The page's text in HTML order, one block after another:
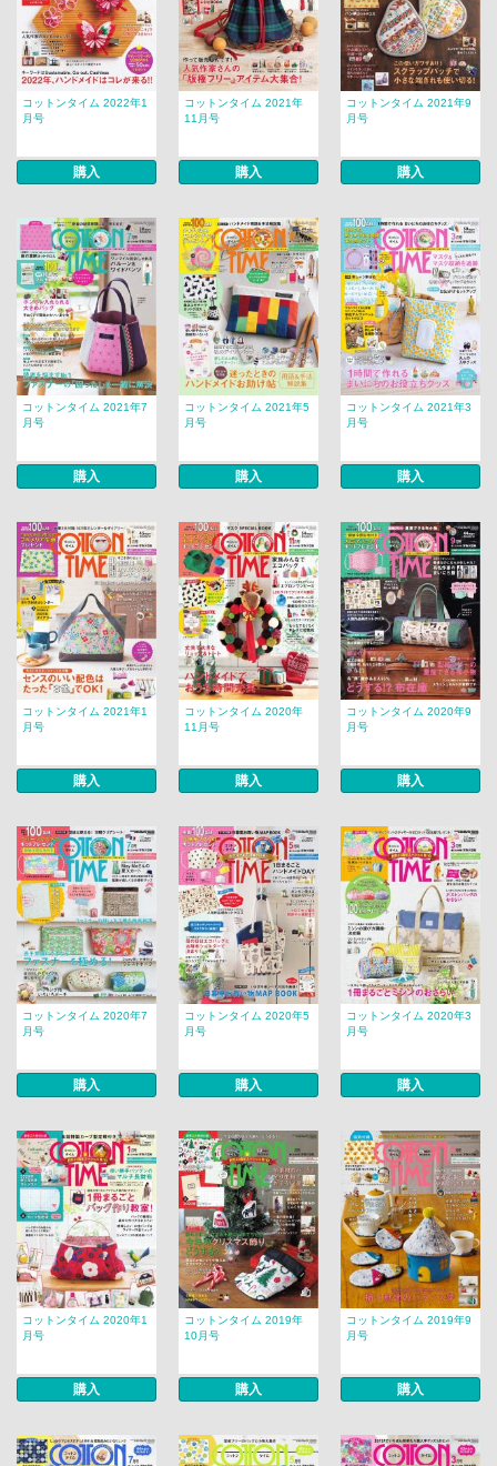
コットンタイム 2022年1
月号
購入
コットンタイム 2021年
11月号
購入
コットンタイム 2021年9
月号
購入
コットンタイム 2021年7
月号
購入
コットンタイム 2021年5
月号
購入
コットンタイム 2021年3
月号
購入
コットンタイム 2021年1
月号
購入
コットンタイム 2020年
11月号
購入
コットンタイム 2020年9
月号
購入
コットンタイム 2020年7
月号
購入
コットンタイム 2020年5
月号
購入
コットンタイム 2020年3
月号
購入
コットンタイム 2020年1
月号
購入
コットンタイム 2019年
10月号
購入
コットンタイム 2019年9
月号
購入